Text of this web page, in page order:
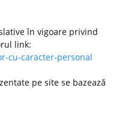
în vigoare privind
link:
cu-caracter-personal
pe site se bazează